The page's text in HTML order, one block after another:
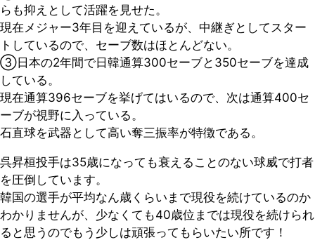
らも抑えとして活躍を見せた。
現在メジャー3年目を迎えているが、中継ぎとしてスター
トしているので、セーブ数はほとんどない。
③日本の2年間で日韓通算300セーブと350セーブを達成
している。
現在通算396セーブを挙げてはいるので、次は通算400セ
ーブが視野に入っている。
石直球を武器として高い奪三振率が特徴である。
呉昇桓投手は35歳になっても衰えることのない球威で打者
を圧倒しています。
韓国の選手が平均なん歳くらいまで現役を続けているのか
わかりませんが、少なくても40歳位までは現役を続けられ
ると思うのでもう少しは頑張ってもらいたい所です！